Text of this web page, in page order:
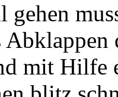
gehen
Abklappen
mit Hilfe